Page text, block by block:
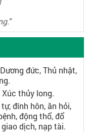
đức, Thủ nhật,
thủy long.
đính hôn, ăn hỏi,
động thổ, đổ
dịch, nạp tài.